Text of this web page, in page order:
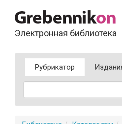
Электронная библиотека
Рубрикатор